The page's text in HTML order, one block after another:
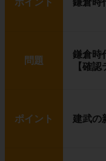
ポイント 鎌倉時
問題
鎌倉
【確認
ポイント 建武の